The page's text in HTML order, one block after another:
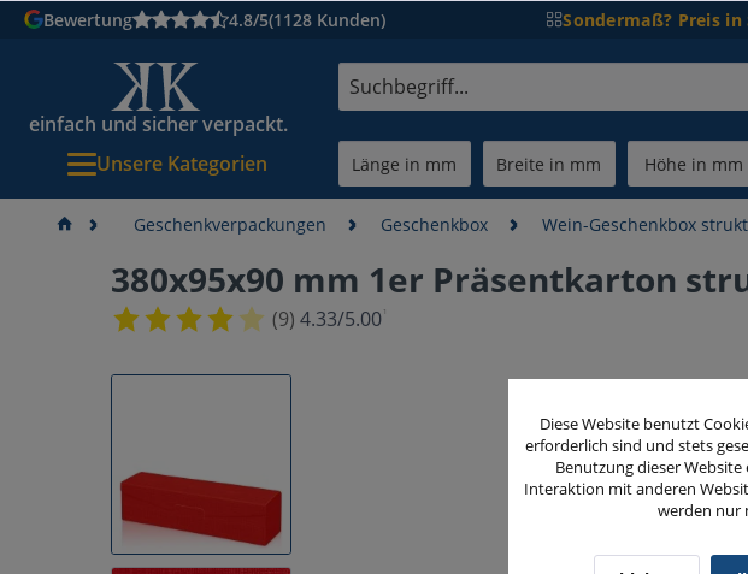
Bewertung 4.8/5(1128 Kunden) Sondermaß? Preis
einfach und sicher verpackt.
Unsere Kategorien
Geschenkverpackungen Geschenkbox Wein-Geschenkbox
380x95x90 mm 1er Präsentkarton
(9) 4.33/5.00¹
Diese Website benutzt
erforderlich sind und stets
Benutzung dieser
Interaktion mit anderen
werden nur